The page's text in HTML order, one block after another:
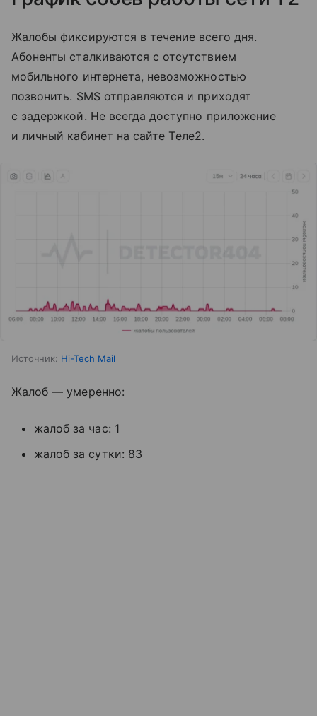
Жалобы фиксируются в течение всего дня.
Абоненты сталкиваются с отсутствием
мобильного интернета, невозможностью
позвонить. SMS отправляются и приходят
с задержкой. Не всегда доступно приложение
и личный кабинет на сайте Tеле2.
Источник: Hi-Tech Mail
Жалоб — умеренно:
жалоб за час: 1
жалоб за сутки: 83